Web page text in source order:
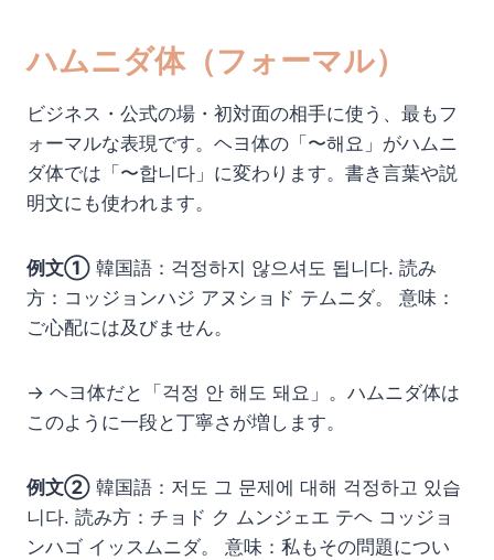
ハムニダ体（フォーマル）
ビジネス・公式の場・初対面の相手に使う、最もフ
ォーマルな表現です。ヘヨ体の「〜해요」がハムニ
ダ体では「〜합니다」に変わります。書き言葉や説
明文にも使われます。
例文① 韓国語：걱정하지 않으셔도 됩니다. 読み
方：コッジョンハジ アヌショド テムニダ。 意味：
ご心配には及びません。
→ ヘヨ体だと「걱정 안 해도 돼요」。ハムニダ体は
このように一段と丁寧さが増します。
例文② 韓国語：저도 그 문제에 대해 걱정하고 있습
니다. 読み方：チョド ク ムンジェエ テヘ コッジョ
ンハゴ イッスムニダ。 意味：私もその問題につい